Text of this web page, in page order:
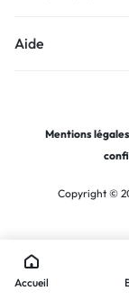
Aide
Mentions légales
Copyright ©
Accueil